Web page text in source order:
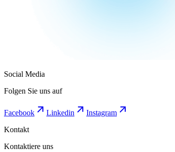
Social Media
Folgen Sie uns auf
Facebook Linkedin
Instagram
Kontakt
Kontaktiere uns